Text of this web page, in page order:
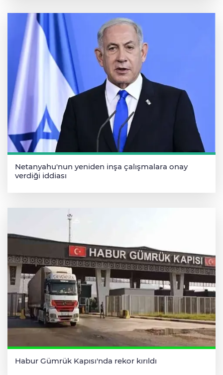
Netanyahu'nun yeniden inşa çalışmalara onay
verdiği iddiası
Habur Gümrük Kapısı'nda rekor kırıldı